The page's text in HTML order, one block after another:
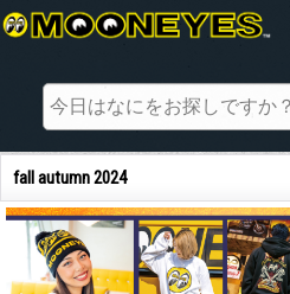
fall autumn 2024